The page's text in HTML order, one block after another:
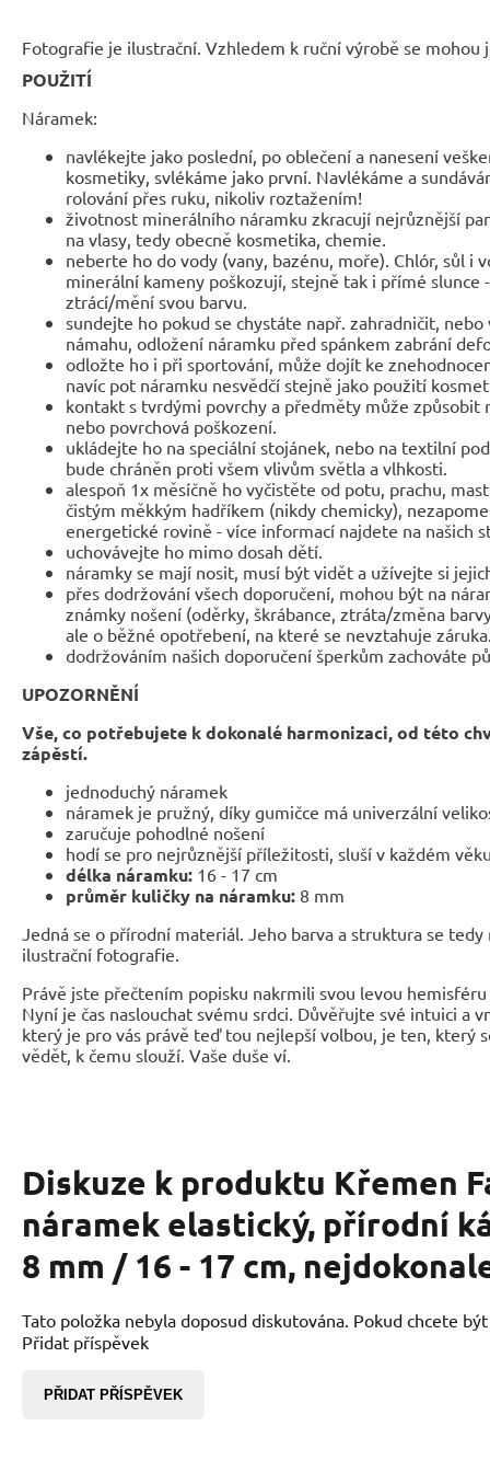
Fotografie je ilustrační. Vzhledem k ruční výrobě se
POUŽITÍ
Náramek:
navlékejte jako poslední, po oblečení a nanesení
kosmetiky, svlékáme jako první. Navlékáme a
rolování přes ruku, nikoliv roztažením!
životnost minerálního náramku zkracují nejrůznější
na vlasy, tedy obecně kosmetika, chemie.
neberte ho do vody (vany, bazénu, moře). Chlór, sůl i
minerální kameny poškozují, stejně tak i přímé slunce
ztrácí/mění svou barvu.
sundejte ho pokud se chystáte např. zahradničit,
námahu, odložení náramku před spánkem zabrání
odložte ho i při sportování, může dojít ke
navíc pot náramku nesvědčí stejně jako použití
kontakt s tvrdými povrchy a předměty může způsobit
nebo povrchová poškození.
ukládejte ho na speciální stojánek, nebo na textilní
bude chráněn proti všem vlivům světla a vlhkosti.
alespoň 1x měsíčně ho vyčistěte od potu, prachu,
čistým měkkým hadříkem (nikdy chemicky),
energetické rovině - více informací najdete na našich
uchovávejte ho mimo dosah dětí.
náramky se mají nosit, musí být vidět a užívejte si
přes dodržování všech doporučení, mohou být na
známky nošení (oděrky, škrábance, ztráta/změna
ale o běžné opotřebení, na které se nevztahuje
dodržováním našich doporučení šperkům zachováte
UPOZORNĚNÍ
Vše, co potřebujete k dokonalé harmonizaci, od této
zápěstí.
jednoduchý náramek
náramek je pružný, díky gumičce má univerzální
zaručuje pohodlné nošení
hodí se pro nejrůznější příležitosti, sluší v každém
délka náramku: 16 - 17 cm
průměr kuličky na náramku: 8 mm
Jedná se o přírodní materiál. Jeho barva a struktura se
ilustrační fotografie.
Právě jste přečtením popisku nakrmili svou levou
Nyní je čas naslouchat svému srdci. Důvěřujte své intuici a
který je pro vás právě teď tou nejlepší volbou, je ten, který
vědět, k čemu slouží. Vaše duše ví.
Diskuze k produktu Křemen
náramek elastický, přírodní
8 mm / 16 - 17 cm,
Tato položka nebyla doposud diskutována. Pokud chcete
Přidat příspěvek
PŘIDAT PŘÍSPĚVEK